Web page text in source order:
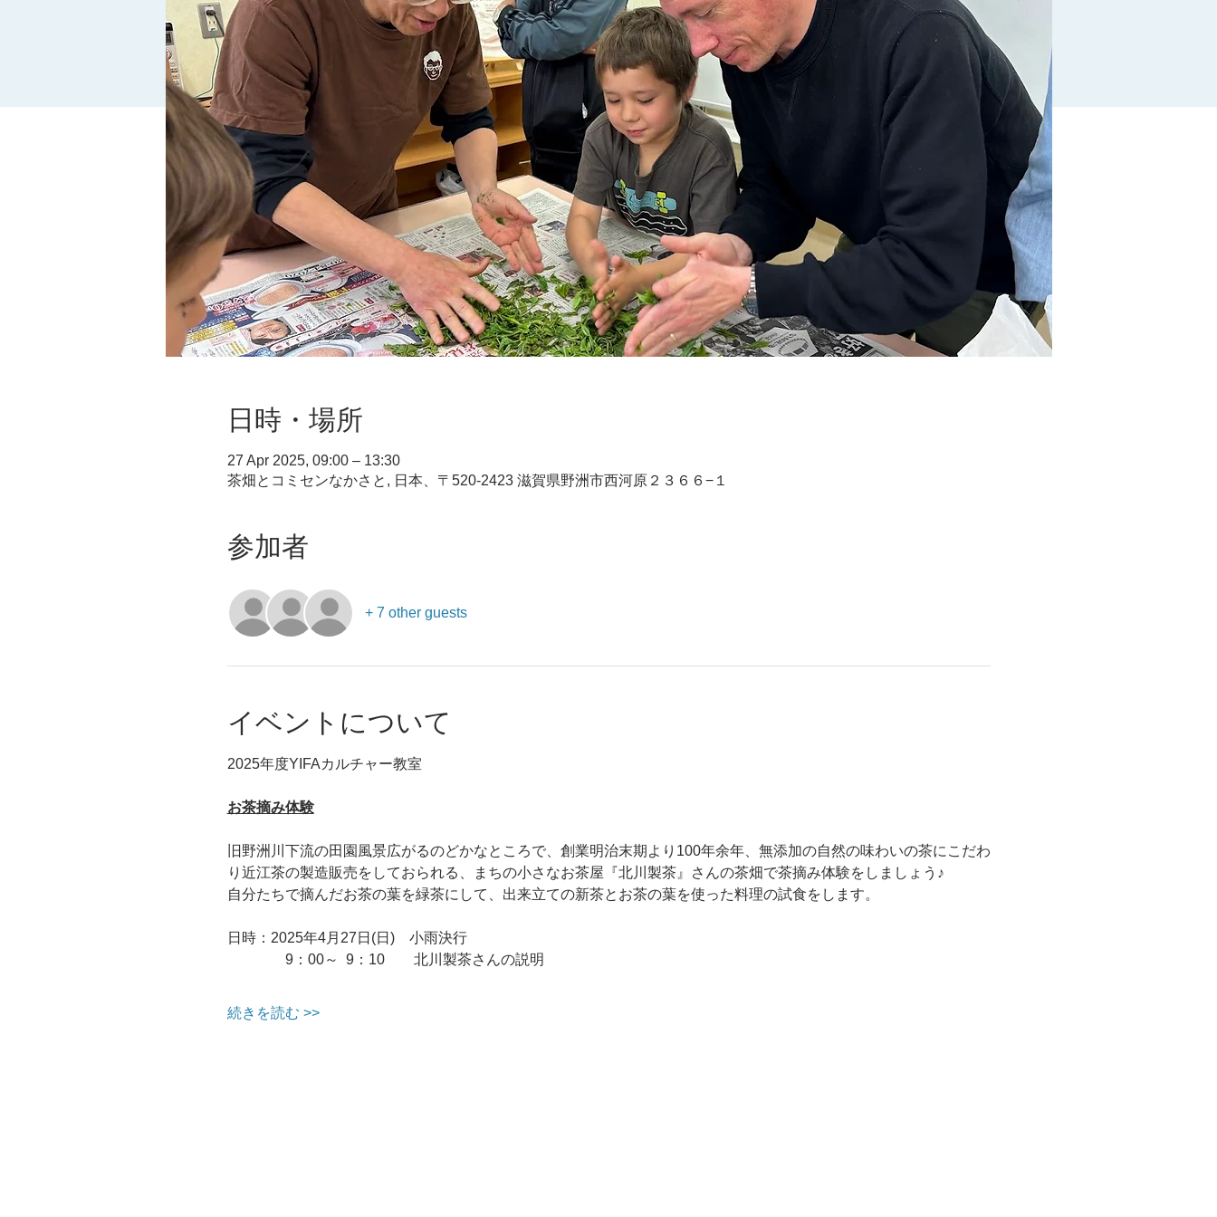
日時・場所
27 Apr 2025, 09:00 – 13:30
茶畑とコミセンなかさと, 日本、〒520-2423 滋賀県野洲市西河原２３６６−１
参加者
+ 7 other guests
イベントについて
2025年度YIFAカルチャー教室
お茶摘み体験
旧野洲川下流の田園風景広がるのどかなところで、創業明治末期より100年余年、無添加の自然の味わいの茶にこだわ
り近江茶の製造販売をしておられる、まちの小さなお茶屋『北川製茶』さんの茶畑で茶摘み体験をしましょう♪
自分たちで摘んだお茶の葉を緑茶にして、出来立ての新茶とお茶の葉を使った料理の試食をします。
日時：2025年4月27日(日)　小雨決行
9：00～  9：10　　北川製茶さんの説明
続きを読む >>